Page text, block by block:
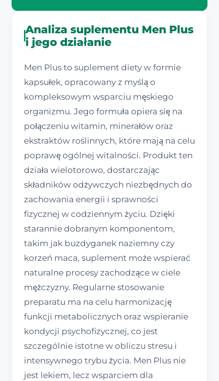
Analiza suplementu Men Plus
i jego działanie
Men Plus to suplement diety w formie
kapsułek, opracowany z myślą o
kompleksowym wsparciu męskiego
organizmu. Jego formuła opiera się na
połączeniu witamin, minerałów oraz
ekstraktów roślinnych, które mają na celu
poprawę ogólnej witalności. Produkt ten
działa wielotorowo, dostarczając
składników odżywczych niezbędnych do
zachowania energii i sprawności
fizycznej w codziennym życiu. Dzięki
starannie dobranym komponentom,
takim jak buzdyganek naziemny czy
korzeń maca, suplement może wspierać
naturalne procesy zachodzące w ciele
mężczyzny. Regularne stosowanie
preparatu ma na celu harmonizację
funkcji metabolicznych oraz wspieranie
kondycji psychofizycznej, co jest
szczególnie istotne w obliczu stresu i
intensywnego trybu życia. Men Plus nie
jest lekiem, lecz wsparciem dla